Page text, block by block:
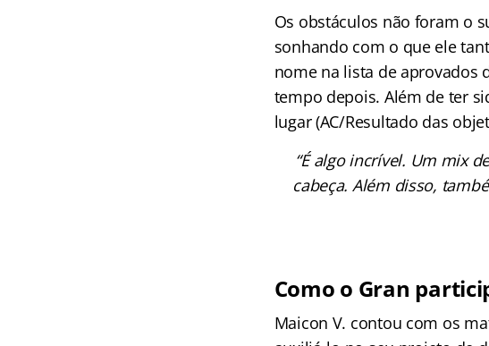
Os obstáculos não foram o
sonhando com o que ele
nome na lista de aprovados
tempo depois. Além de ter
lugar (AC/Resultado das
“É algo incrível. Um mix
cabeça. Além disso,
Como o Gran
Maicon V. contou com os